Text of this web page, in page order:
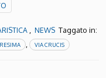
NEWS Taggato in:
, VIA CRUCIS